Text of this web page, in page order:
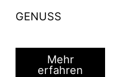
GENUSS
Mehr
erfahren